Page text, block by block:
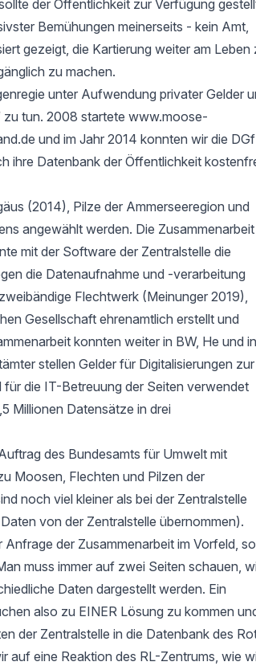
der Öffentlichkeit zur Verfügung
Bemühungen meinerseits - kein Amt,
gezeigt, die Kartierung weiter am Leben
zu machen.
unter Aufwendung privater Gelder
zu tun. 2008 startete www.moose-
und im Jahr 2014 konnten wir die
ihre Datenbank der Öffentlichkeit
(2014), Pilze der Ammerseeregion und
angewählt werden. Die Zusammenarbeit
mit der Software der Zentralstelle die
die Datenaufnahme und -verarbeitung
Flechtwerk (Meinunger 2019),
Gesellschaft ehrenamtlich erstellt und
konnten weiter in BW, He und in
stellen Gelder für Digitalisierungen zur
die IT-Betreuung der Seiten verwendet
Millionen Datensätze in drei
des Bundesamts für Umwelt mit
Moosen, Flechten und Pilzen der
noch viel kleiner als bei der Zentralstelle
von der Zentralstelle übernommen).
der Zusammenarbeit im Vorfeld, so
muss immer auf zwei Seiten schauen,
Daten dargestellt werden. Ein
also zu EINER Lösung zu kommen
der Zentralstelle in die Datenbank des
auf eine Reaktion des RL-Zentrums, wie